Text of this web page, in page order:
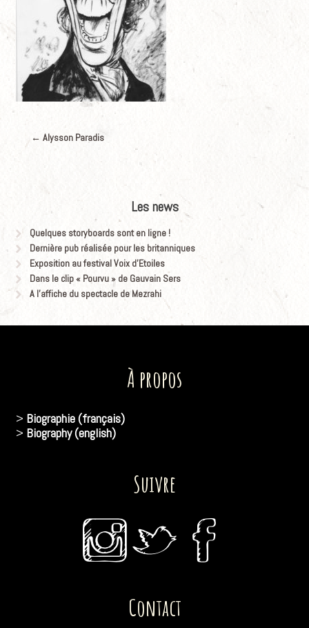
← Alysson Paradis
Les news
Quelques storyboards sont en ligne !
Dernière pub réalisée pour les britanniques
Exposition au festival Voix d’Etoiles
Dans le clip « Pourvu » de Gauvain Sers
A l’affiche du spectacle de Mezrahi
À propos
> Biographie (français)
> Biography (english)
Suivre
Contact